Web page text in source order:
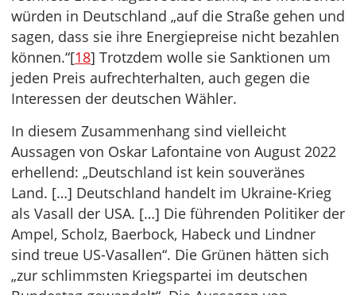
würden in Deutschland „auf die Straße gehen und
sagen, dass sie ihre Energiepreise nicht bezahlen
können.“[18] Trotzdem wolle sie Sanktionen um
jeden Preis aufrechterhalten, auch gegen die
Interessen der deutschen Wähler.
In diesem Zusammenhang sind vielleicht
Aussagen von Oskar Lafontaine von August 2022
erhellend: „Deutschland ist kein souveränes
Land. […] Deutschland handelt im Ukraine-Krieg
als Vasall der USA. […] Die führenden Politiker der
Ampel, Scholz, Baerbock, Habeck und Lindner
sind treue US-Vasallen“. Die Grünen hätten sich
„zur schlimmsten Kriegspartei im deutschen